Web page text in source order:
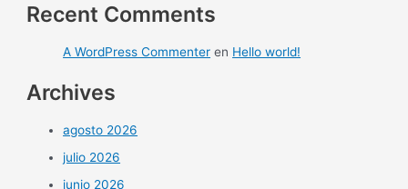
Recent Comments
A WordPress Commenter en Hello world!
Archives
agosto 2026
julio 2026
junio 2026